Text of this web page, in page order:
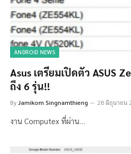
ANDROID NEWS
Asus เตรียมเปิดตัว ASUS
ถึง 6 รุ่น!!
ByJamikorn Singnamthieng 28 มิถุนายน
งาน Computex ที่ผ่าน…